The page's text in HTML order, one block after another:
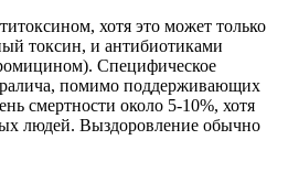
хотя это может только
токсин, и антибиотиками
Специфическое
помимо поддерживающих
смертности около 5-10%, хотя
людей. Выздоровление обычно